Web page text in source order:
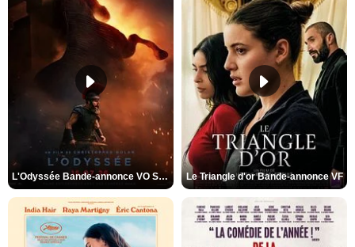
L'Odyssée Bande-annonce VO STFR Le Triangle d'or Bande-annonce VF